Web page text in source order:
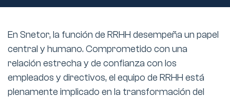
En Snetor, la función de RRHH desempeña un papel
central y humano. Comprometido con una
relación estrecha y de confianza con los
empleados y directivos, el equipo de RRHH está
plenamente implicado en la transformación del